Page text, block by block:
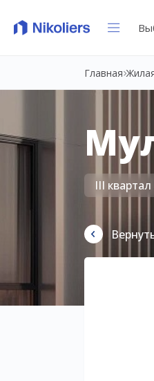
Главная
III